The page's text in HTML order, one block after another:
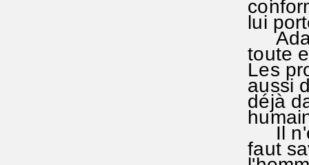
lui
Adam
toute
Les
aussi
déjà
Il
faut